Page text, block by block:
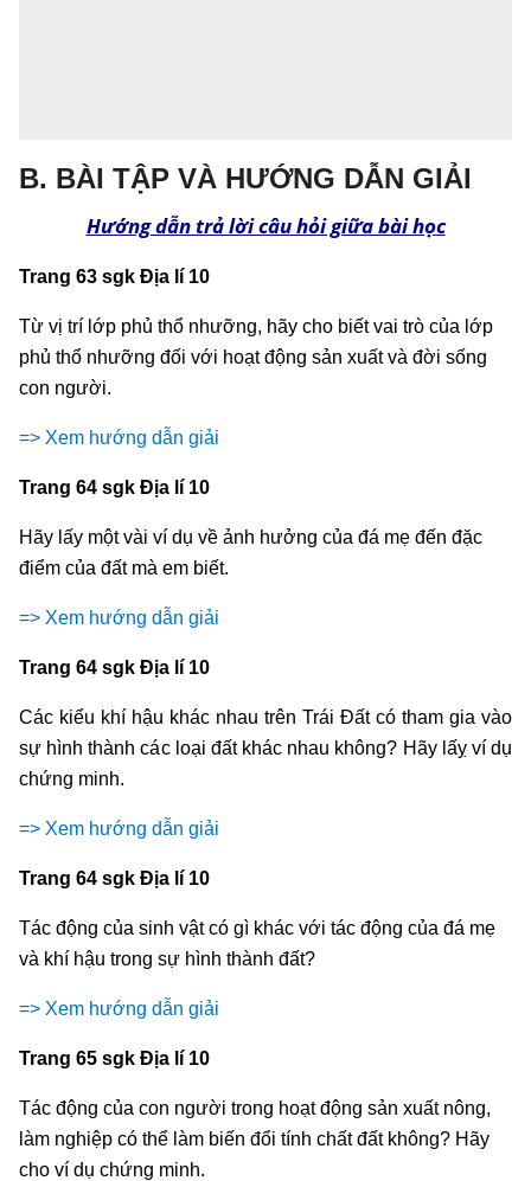
B. BÀI TẬP VÀ HƯỚNG DẪN GIẢI
Hướng dẫn trả lời câu hỏi giữa bài học
Trang 63 sgk Địa lí 10
Từ vị trí lớp phủ thổ nhưỡng, hãy cho biết vai trò của lớp
phủ thổ nhưỡng đối với hoạt động sản xuất và đời sống
con người.
=> Xem hướng dẫn giải
Trang 64 sgk Địa lí 10
Hãy lấy một vài ví dụ về ảnh hưởng của đá mẹ đến đặc
điểm của đất mà em biết.
=> Xem hướng dẫn giải
Trang 64 sgk Địa lí 10
Các kiểu khí hậu khác nhau trên Trái Đất có tham gia vào
sự hình thành các loại đất khác nhau không? Hãy lấỵ ví dụ
chứng minh.
=> Xem hướng dẫn giải
Trang 64 sgk Địa lí 10
Tác động của sinh vật có gì khác với tác động của đá mẹ
và khí hậu trong sự hình thành đất?
=> Xem hướng dẫn giải
Trang 65 sgk Địa lí 10
Tác động của con người trong hoạt động sản xuất nông,
làm nghiệp có thể làm biến đổi tính chất đất không? Hãy
cho ví dụ chứng minh.